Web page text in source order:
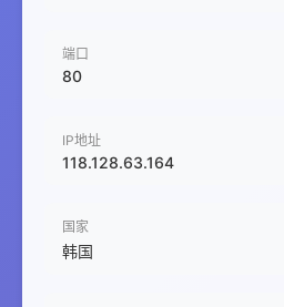
端口
80
IP地址
118.128.63.164
国家
韩国